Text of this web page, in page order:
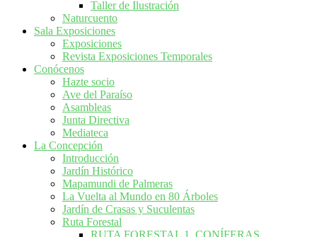
Taller de Ilustración
Naturcuento
Sala Exposiciones
Exposiciones
Revista Exposiciones Temporales
Conócenos
Hazte socio
Ave del Paraíso
Asambleas
Junta Directiva
Mediateca
La Concepción
Introducción
Jardín Histórico
Mapamundi de Palmeras
La Vuelta al Mundo en 80 Árboles
Jardín de Crasas y Suculentas
Ruta Forestal
RUTA FORESTAL 1, CONÍFERAS